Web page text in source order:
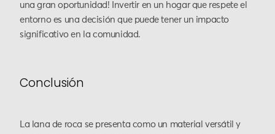
una gran oportunidad! Invertir en un hogar que respete el
entorno es una decisión que puede tener un impacto
significativo en la comunidad.
Conclusión
La lana de roca se presenta como un material versátil y